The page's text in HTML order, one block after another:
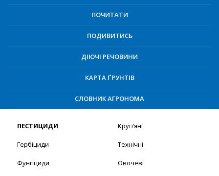
ПОЧИТАТИ
ПОДИВИТИСЬ
ДІЮЧІ РЕЧОВИНИ
КАРТА ҐРУНТІВ
СЛОВНИК АГРОНОМА
ПЕСТИЦИДИ
Гербіциди
Фунгіциди
Круп’яні
Технічні
Овочеві